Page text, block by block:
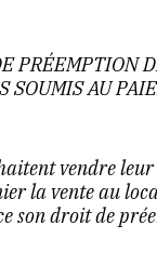
PRÉEMPTION
SOUMIS AU
vendre
la vente au
son droit de